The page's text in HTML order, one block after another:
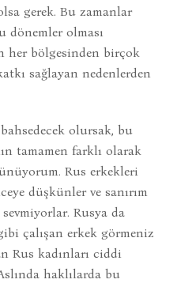
gerek. Bu zamanlar
dönemler olması
her bölgesinden birçok
sağlayan nedenlerden
olursak, bu
tamamen farklı olarak
Rus erkekleri
düşkünler ve sanırım
Rusya da
çalışan erkek görmeniz
Rus kadınları ciddi
haklılarda bu